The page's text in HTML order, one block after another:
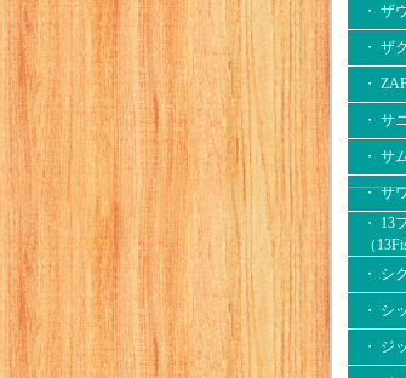
・ ザ
・ ザ
・
・ サ
・ サ
・ サ
・ 13
（
・ シ
・ シ
・ ジ